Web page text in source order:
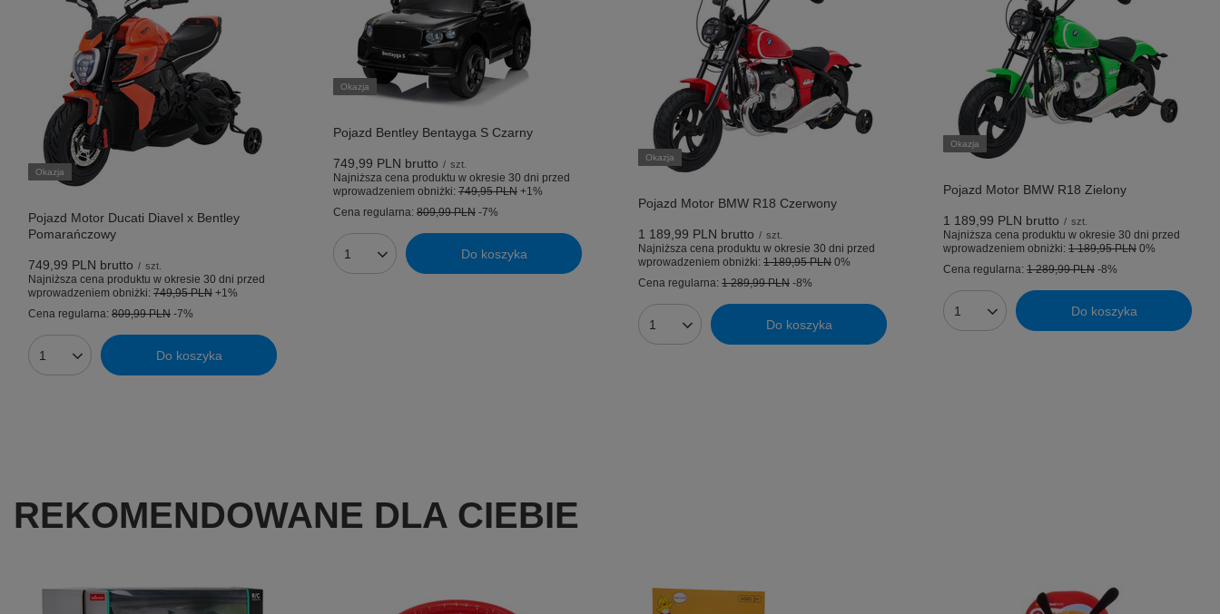
Okazja
Pojazd Motor Ducati Diavel x Bentley
Pomarańczowy
749,99 PLN brutto / szt.
Najniższa cena produktu w okresie 30 dni przed
wprowadzeniem obniżki: 749,95 PLN +1%
Cena regularna: 809,99 PLN -7%
Ilość produktów Do koszyka
Okazja
Pojazd Bentley Bentayga S Czarny
749,99 PLN brutto / szt.
Najniższa cena produktu w okresie 30 dni przed
wprowadzeniem obniżki: 749,95 PLN +1%
Cena regularna: 809,99 PLN -7%
Ilość produktów Do koszyka
Okazja
Pojazd Motor BMW R18 Czerwony
1 189,99 PLN brutto / szt.
Najniższa cena produktu w okresie 30 dni przed
wprowadzeniem obniżki: 1 189,95 PLN 0%
Cena regularna: 1 289,99 PLN -8%
Ilość produktów Do koszyka
Okazja
Pojazd Motor BMW R18 Zielony
1 189,99 PLN brutto / szt.
Najniższa cena produktu w okresie 30 dni przed
wprowadzeniem obniżki: 1 189,95 PLN 0%
Cena regularna: 1 289,99 PLN -8%
Ilość produktów Do koszyka
REKOMENDOWANE DLA CIEBIE